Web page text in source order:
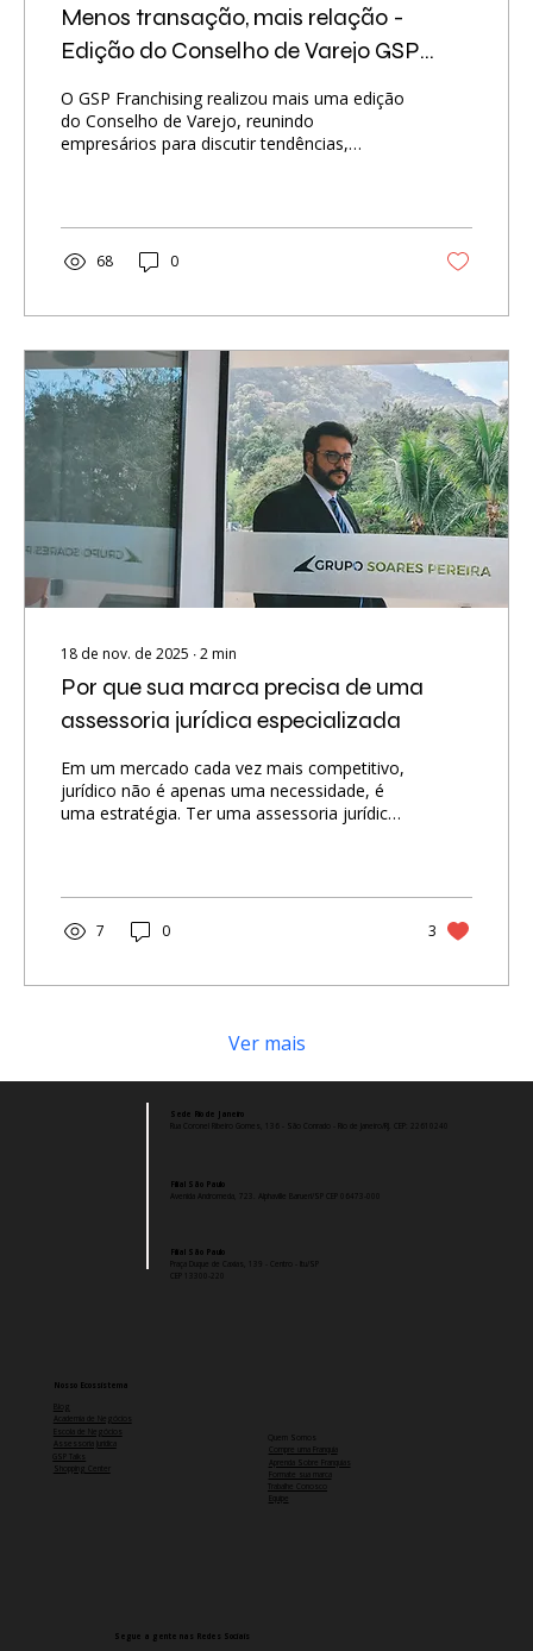
Menos transação, mais relação -
Edição do Conselho de Varejo GSP
Franchising:
O GSP Franchising realizou mais uma edição
do Conselho de Varejo, reunindo
empresários para discutir tendências,
importância da conexão com o cliente, do
espaço físico como ativo estratégico e do
fortalecimento de marcas com propósito,
entre os participantes.
68 0
18 de nov. de 2025 ∙2min
Por que sua marca precisa de uma
assessoria jurídica especializada
Em um mercado cada vez mais competitivo,
jurídico não é apenas uma necessidade, é
uma estratégia. Ter uma assessoria jurídica
contam com escritórios especializados
conseguem prevenir riscos, economizar
tempo e dinheiro e operar com muito mais
jurídica experiente entende a realidade das
7 0 3
Ver mais
Sede Rio de Janeiro
Rua Coronel Ribeiro Gomes, 136 - São Conrado - Rio de Janeiro/RJ. CEP:
22610240
Nosso Ecossistema
Blog
Academia de Negócios
Escola de Negócios
GSP Talks
Shopping Center
Filial São Paulo
Avenida Andromeda, 723. Alphaville Barueri/SP CEP 06473-000
Quem Somos
Aprenda Sobre Franquias
Formate sua marca
Trabalhe Conosco
Segue a gente nas Redes Sociais
Filial São Paulo
Praça Duque de Caxias, 139 - Centro - Itu/SP